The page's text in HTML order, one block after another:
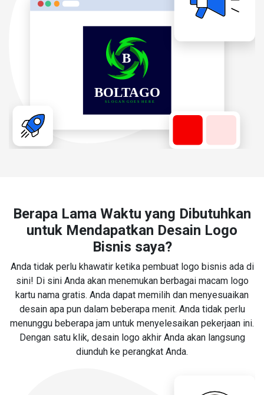
Berapa Lama Waktu yang Dibutuhkan
untuk Mendapatkan Desain Logo
Bisnis saya?
Anda tidak perlu khawatir ketika pembuat logo bisnis ada di
sini! Di sini Anda akan menemukan berbagai macam logo
kartu nama gratis. Anda dapat memilih dan menyesuaikan
desain apa pun dalam beberapa menit. Anda tidak perlu
menunggu beberapa jam untuk menyelesaikan pekerjaan ini.
Dengan satu klik, desain logo akhir Anda akan langsung
diunduh ke perangkat Anda.